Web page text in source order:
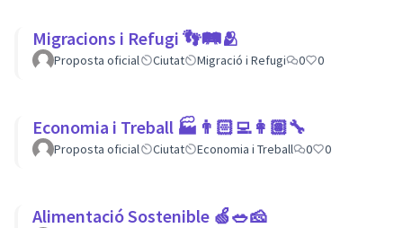
Migracions i Refugi 👣🛤🫂
Proposta oficial Ciutat Migració i Refugi 0 0
Economia i Treball 🏭👨🏻‍💻👩🏽‍🔧
Proposta oficial Ciutat Economia i Treball 0 0
Alimentació Sostenible 🍏🥗🧀